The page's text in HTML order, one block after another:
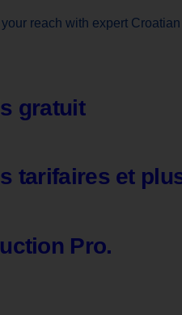
your reach with expert
gratuit
tarifaires et
Pro.